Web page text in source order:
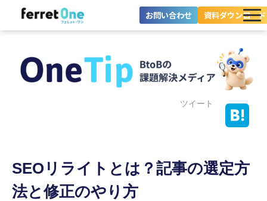
お問い合わせ 資料ダウンロード
ツール・機能一覧
料金プラン
セミナー
ツイート
SEOリライトとは？記事の選定方
法と修正のやり方